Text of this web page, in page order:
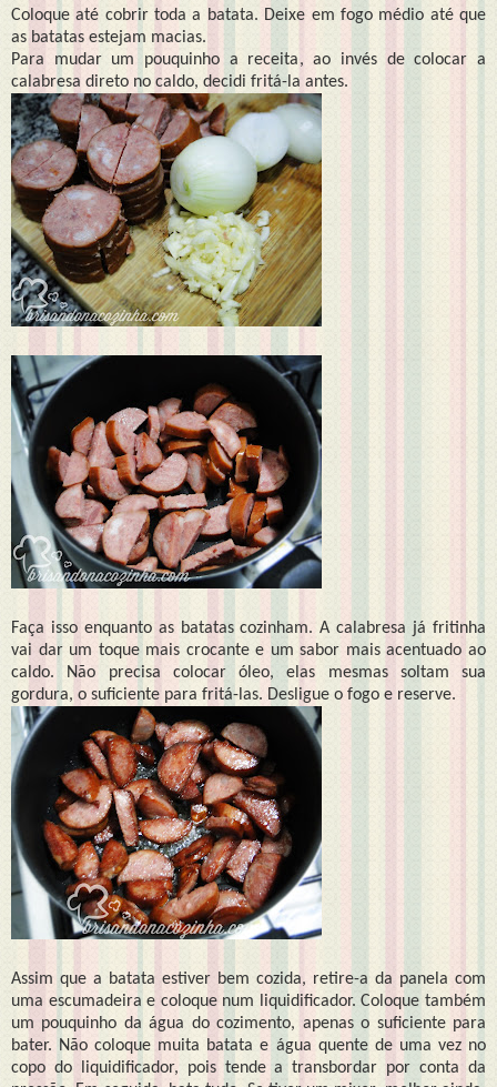
Coloque até cobrir toda a batata. Deixe em fogo médio até que
as batatas estejam macias.
Para mudar um pouquinho a receita, ao invés de colocar a
calabresa direto no caldo, decidi fritá-la antes.
Faça isso enquanto as batatas cozinham. A calabresa já fritinha
vai dar um toque mais crocante e um sabor mais acentuado ao
caldo. Não precisa colocar óleo, elas mesmas soltam sua
gordura, o suficiente para fritá-las. Desligue o fogo e reserve.
Assim que a batata estiver bem cozida, retire-a da panela com
uma escumadeira e coloque num liquidificador. Coloque também
um pouquinho da água do cozimento, apenas o suficiente para
bater. Não coloque muita batata e água quente de uma vez no
copo do liquidificador, pois tende a transbordar por conta da